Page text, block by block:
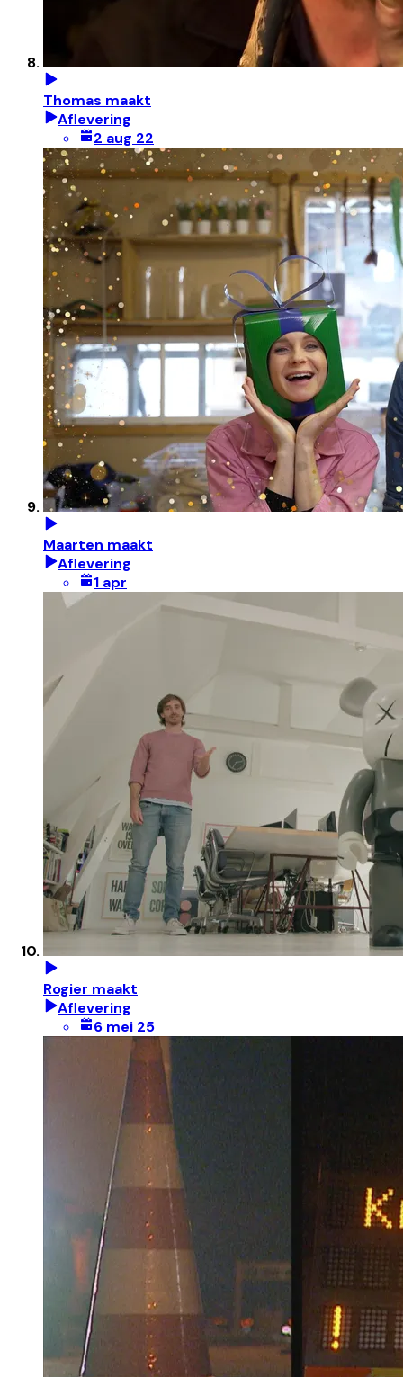
Thomas maakt
Aflevering
2 aug 22
Maarten maakt
Aflevering
1 apr
Rogier maakt
Aflevering
6 mei 25